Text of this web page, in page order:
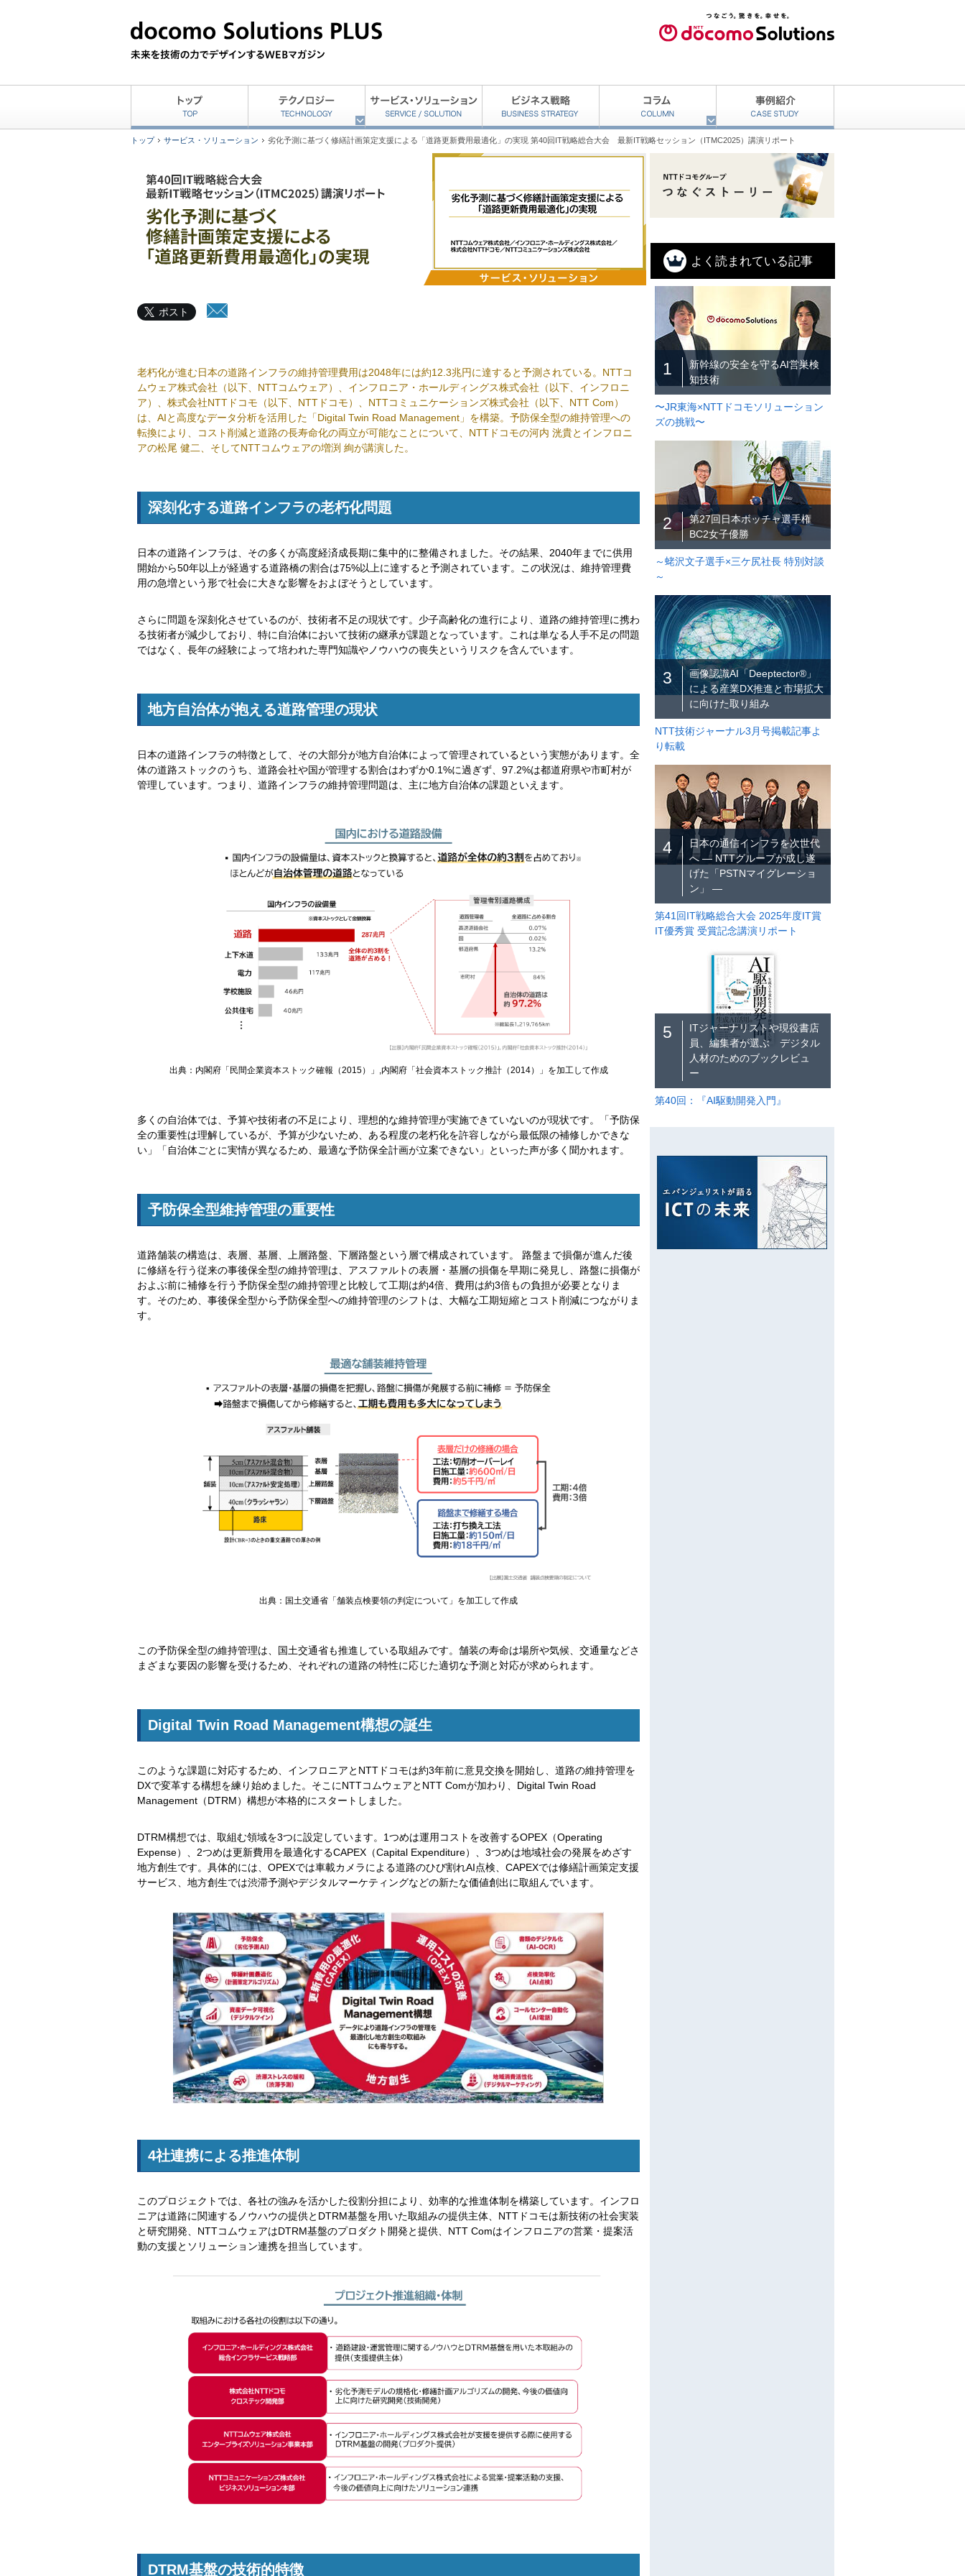
トップ サービス・ソリューション 劣化予測に基づく修繕計画策定支援による「道路更新費用最適化」の実現 第40回IT戦略総合大会 最新IT戦略セッション（ITMC2025）講演リポート
ポスト
老朽化が進む日本の道路インフラの維持管理費用は2048年には約12.3兆円に達すると予測されている。NTTコ
ムウェア株式会社（以下、NTTコムウェア）、インフロニア・ホールディングス株式会社（以下、インフロニ
ア）、株式会社NTTドコモ（以下、NTTドコモ）、NTTコミュニケーションズ株式会社（以下、NTT Com）
は、AIと高度なデータ分析を活用した「Digital Twin Road Management」を構築。予防保全型の維持管理への
転換により、コスト削減と道路の長寿命化の両立が可能なことについて、NTTドコモの河内 洸貴とインフロニ
アの松尾 健二、そしてNTTコムウェアの増渕 絢が講演した。
深刻化する道路インフラの老朽化問題
日本の道路インフラは、その多くが高度経済成長期に集中的に整備されました。その結果、2040年までに供用
開始から50年以上が経過する道路橋の割合は75%以上に達すると予測されています。この状況は、維持管理費
用の急増という形で社会に大きな影響をおよぼそうとしています。
さらに問題を深刻化させているのが、技術者不足の現状です。少子高齢化の進行により、道路の維持管理に携わ
る技術者が減少しており、特に自治体において技術の継承が課題となっています。これは単なる人手不足の問題
ではなく、長年の経験によって培われた専門知識やノウハウの喪失というリスクを含んでいます。
地方自治体が抱える道路管理の現状
日本の道路インフラの特徴として、その大部分が地方自治体によって管理されているという実態があります。全
体の道路ストックのうち、道路会社や国が管理する割合はわずか0.1%に過ぎず、97.2%は都道府県や市町村が
管理しています。つまり、道路インフラの維持管理問題は、主に地方自治体の課題といえます。
出典：内閣府「民間企業資本ストック確報（2015）」,内閣府「社会資本ストック推計（2014）」を加工して作成
多くの自治体では、予算や技術者の不足により、理想的な維持管理が実施できていないのが現状です。「予防保
全の重要性は理解しているが、予算が少ないため、ある程度の老朽化を許容しながら最低限の補修しかできな
い」「自治体ごとに実情が異なるため、最適な予防保全計画が立案できない」といった声が多く聞かれます。
予防保全型維持管理の重要性
道路舗装の構造は、表層、基層、上層路盤、下層路盤という層で構成されています。 路盤まで損傷が進んだ後
に修繕を行う従来の事後保全型の維持管理は、アスファルトの表層・基層の損傷を早期に発見し、路盤に損傷が
およぶ前に補修を行う予防保全型の維持管理と比較して工期は約4倍、費用は約3倍もの負担が必要となりま
す。そのため、事後保全型から予防保全型への維持管理のシフトは、大幅な工期短縮とコスト削減につながりま
す。
出典：国土交通省「舗装点検要領の判定について」を加工して作成
この予防保全型の維持管理は、国土交通省も推進している取組みです。舗装の寿命は場所や気候、交通量などさ
まざまな要因の影響を受けるため、それぞれの道路の特性に応じた適切な予測と対応が求められます。
Digital Twin Road Management構想の誕生
このような課題に対応するため、インフロニアとNTTドコモは約3年前に意見交換を開始し、道路の維持管理を
DXで変革する構想を練り始めました。そこにNTTコムウェアとNTT Comが加わり、Digital Twin Road
Management（DTRM）構想が本格的にスタートしました。
DTRM構想では、取組む領域を3つに設定しています。1つめは運用コストを改善するOPEX（Operating
Expense）、2つめは更新費用を最適化するCAPEX（Capital Expenditure）、3つめは地域社会の発展をめざす
地方創生です。具体的には、OPEXでは車載カメラによる道路のひび割れAI点検、CAPEXでは修繕計画策定支援
サービス、地方創生では渋滞予測やデジタルマーケティングなどの新たな価値創出に取組んでいます。
4社連携による推進体制
このプロジェクトでは、各社の強みを活かした役割分担により、効率的な推進体制を構築しています。インフロ
ニアは道路に関連するノウハウの提供とDTRM基盤を用いた取組みの提供主体、NTTドコモは新技術の社会実装
と研究開発、NTTコムウェアはDTRM基盤のプロダクト開発と提供、NTT Comはインフロニアの営業・提案活
動の支援とソリューション連携を担当しています。
DTRM基盤の技術的特徴
よく読まれている記事
1
新幹線の安全を守るAI営巣検
知技術
〜JR東海×NTTドコモソリューション
ズの挑戦〜
2
第27回日本ボッチャ選手権
BC2女子優勝
～蛯沢文子選手×三ケ尻社長 特別対談
～
3
画像認識AI「Deeptector®」
による産業DX推進と市場拡大
に向けた取り組み
NTT技術ジャーナル3月号掲載記事よ
り転載
4
日本の通信インフラを次世代
へ ― NTTグループが成し遂
げた「PSTNマイグレーショ
ン」 ―
第41回IT戦略総合大会 2025年度IT賞
IT優秀賞 受賞記念講演リポート
5
ITジャーナリストや現役書店
員、編集者が選ぶ デジタル
人材のためのブックレビュ
ー
第40回：『AI駆動開発入門』